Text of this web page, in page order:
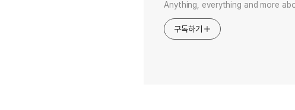
Anything, everything and more
구독하기